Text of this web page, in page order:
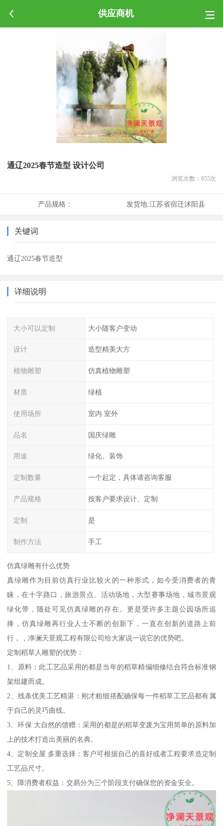
供应商机
通辽2025春节造型 设计公司
浏览次数： 855次
产品规格： 发货地:江苏省宿迁沭阳县
关键词
通辽2025春节造型
详细说明
大小可以定制 大小随客户变动
设计 造型精美大方
植物雕塑 仿真植物雕塑
材质 绿植
使用场所 室内 室外
品名 国庆绿雕
用途 绿化、装饰
定制数量 一个起定，具体请咨询客服
产品规格 按客户要求设计、定制
定制 是
制作方法 手工
仿真绿雕有什么优势
真绿雕作为目前仿真行业比较火的一种形式，如今受消费者的青
睐，在十字路口，旅游景点、活动场地，大型赛事场地，城市景观
绿化带，随处可见仿真绿雕的存在。更是受许多主题公园场所追
捧，仿真绿雕再行业人士不断的创新下，一直在创新的道路上前
行，，净澜天景观工程有限公司给大家说一说它的优势吧。
定制稻草人雕塑的优势：
1、原料：此工艺品采用的都是当年的稻草精编细修结合符合标准钢
架组建而成。
2、线条优美工艺精湛：刚才粗细搭配确保每一件稻草工艺品都有属
于自己的灵巧曲线。
3、环保 大自然的馈赠：采用的都是的稻草变废为宝用简单的原料加
上的技术打造出美丽的名典。
4、定制全屋 多重选择：客户可根据自己的喜好或者工程要求造定制
工艺品尺寸。
5、障消费者权益：交易分为三个阶段支付确保您的资金安全。